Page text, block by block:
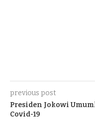
previous post
Presiden Jokowi
Covid-19